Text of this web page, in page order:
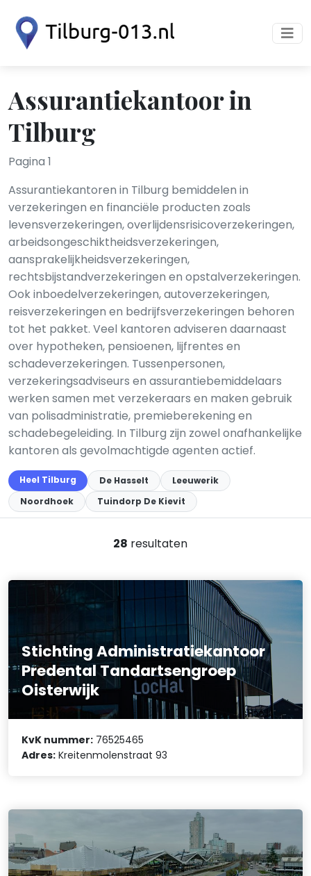
Assurantiekantoor in
Tilburg
Pagina 1
Assurantiekantoren in Tilburg bemiddelen in
verzekeringen en financiële producten zoals
levensverzekeringen, overlijdensrisicoverzekeringen,
arbeidsongeschiktheidsverzekeringen,
aansprakelijkheidsverzekeringen,
rechtsbijstandverzekeringen en opstalverzekeringen.
Ook inboedelverzekeringen, autoverzekeringen,
reisverzekeringen en bedrijfsverzekeringen behoren
tot het pakket. Veel kantoren adviseren daarnaast
over hypotheken, pensioenen, lijfrentes en
schadeverzekeringen. Tussenpersonen,
verzekeringsadviseurs en assurantiebemiddelaars
werken samen met verzekeraars en maken gebruik
van polisadministratie, premieberekening en
schadebegeleiding. In Tilburg zijn zowel onafhankelijke
kantoren als gevolmachtigde agenten actief.
Heel Tilburg De Hasselt
Leeuwerik
Noordhoek
Tuindorp De Kievit
28 resultaten
Stichting Administratiekantoor
Predental Tandartsengroep
Oisterwijk
KvK nummer: 76525465
Adres: Kreitenmolenstraat 93